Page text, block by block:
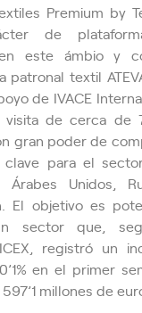
Premium by
de
este ámbio y
patronal textil
de IVACE
visita de cerca de
gran poder de
para el
Árabes Unidos,
El objetivo es
sector que,
registró un
en el primer
millones de